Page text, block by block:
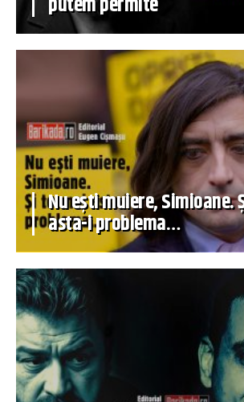
Nu ești muiere, Simioane.
asta-i problema…